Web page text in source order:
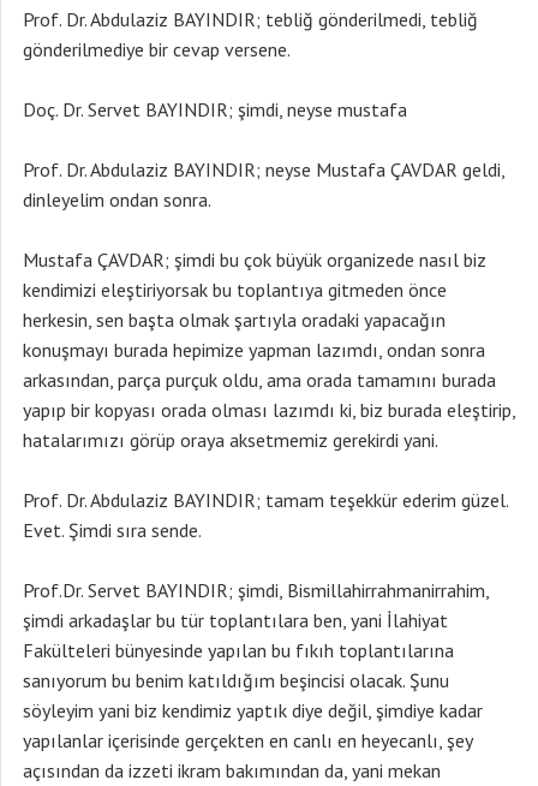
Prof. Dr. Abdulaziz BAYINDIR; tebliğ gönderilmedi, tebliğ
gönderilmediye bir cevap versene.
Doç. Dr. Servet BAYINDIR; şimdi, neyse mustafa
Prof. Dr. Abdulaziz BAYINDIR; neyse Mustafa ÇAVDAR geldi,
dinleyelim ondan sonra.
Mustafa ÇAVDAR; şimdi bu çok büyük organizede nasıl biz
kendimizi eleştiriyorsak bu toplantıya gitmeden önce
herkesin, sen başta olmak şartıyla oradaki yapacağın
konuşmayı burada hepimize yapman lazımdı, ondan sonra
arkasından, parça purçuk oldu, ama orada tamamını burada
yapıp bir kopyası orada olması lazımdı ki, biz burada eleştirip,
hatalarımızı görüp oraya aksetmemiz gerekirdi yani.
Prof. Dr. Abdulaziz BAYINDIR; tamam teşekkür ederim güzel.
Evet. Şimdi sıra sende.
Prof.Dr. Servet BAYINDIR; şimdi, Bismillahirrahmanirrahim,
şimdi arkadaşlar bu tür toplantılara ben, yani İlahiyat
Fakülteleri bünyesinde yapılan bu fıkıh toplantılarına
sanıyorum bu benim katıldığım beşincisi olacak. Şunu
söyleyim yani biz kendimiz yaptık diye değil, şimdiye kadar
yapılanlar içerisinde gerçekten en canlı en heyecanlı, şey
açısından da izzeti ikram bakımından da, yani mekan